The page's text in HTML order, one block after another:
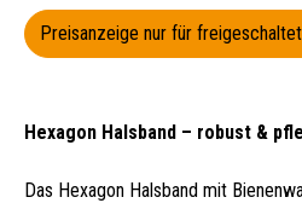
Preisanzeige nur für
Hexagon Halsband – robust &
Das Hexagon Halsband mit